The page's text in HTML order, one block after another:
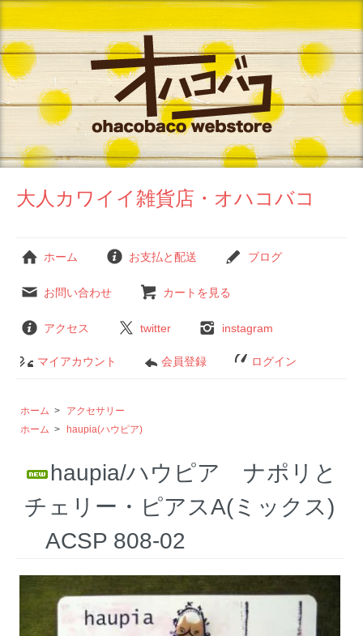
大人カワイイ雑貨店・オハコバコ
ホーム お支払と配送 ブログ
お問い合わせ カートを見る
アクセス twitter instagram
マイアカウント 会員登録 ログイン
ホーム >
アクセサリー
ホーム > haupia(ハウピア)
haupia/ハウピア ナポリと
チェリー・ピアスA(ミックス)
ACSP 808-02